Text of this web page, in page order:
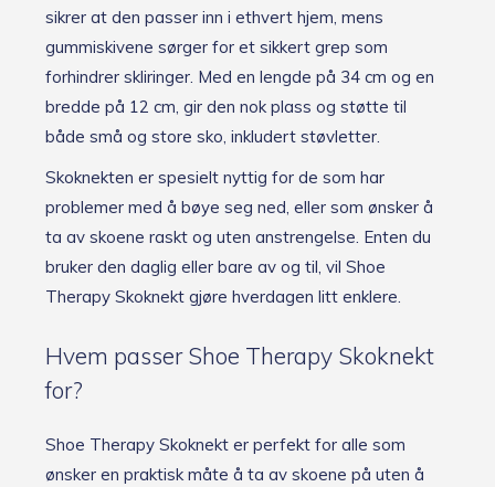
sikrer at den passer inn i ethvert hjem, mens
gummiskivene sørger for et sikkert grep som
forhindrer skliringer. Med en lengde på 34 cm og en
bredde på 12 cm, gir den nok plass og støtte til
både små og store sko, inkludert støvletter.
Skoknekten er spesielt nyttig for de som har
problemer med å bøye seg ned, eller som ønsker å
ta av skoene raskt og uten anstrengelse. Enten du
bruker den daglig eller bare av og til, vil Shoe
Therapy Skoknekt gjøre hverdagen litt enklere.
Hvem passer Shoe Therapy Skoknekt
for?
Shoe Therapy Skoknekt er perfekt for alle som
ønsker en praktisk måte å ta av skoene på uten å